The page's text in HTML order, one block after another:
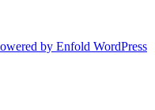
by Enfold WordPress